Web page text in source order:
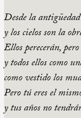
Desde la
y los cielos son la
Ellos perecerán,
y todos ellos como
como vestido los
Pero tú eres el
y tus años no